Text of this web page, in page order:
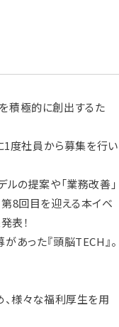
積極的に創出するた
1度社員から募集を行い
ルの提案や「業務改善」
第8回目を迎える本イベ
表！
あった『頭脳TECH』。
様々な福利厚生を用